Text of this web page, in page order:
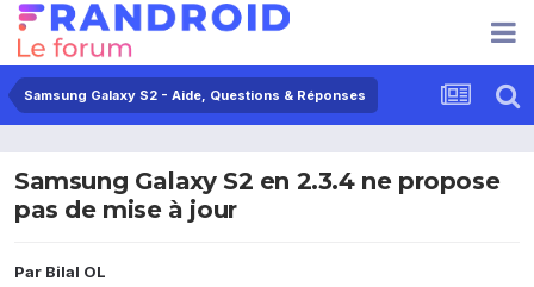
Samsung Galaxy S2 - Aide, Questions & Réponses
Samsung Galaxy S2 en 2.3.4 ne propose
pas de mise à jour
Par Bilal OL